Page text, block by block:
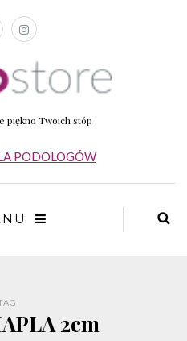
piękno Twoich stóp
PODOLOGÓW
2cm